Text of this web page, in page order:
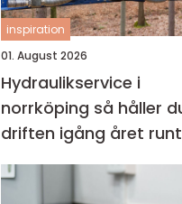
inspiration
01. August 2026
Hydraulikservice i
norrköping så håller du
driften igång året runt